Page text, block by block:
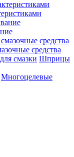
средства
Шприцы
Многоцелевые